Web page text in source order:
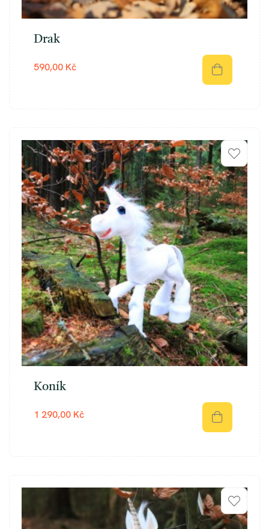
Drak
590,00 Kč
Koník
1 290,00 Kč